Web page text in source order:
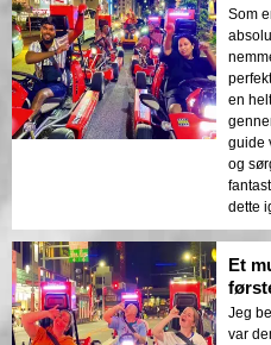
Som
en
guide
og
dette
Et
Jeg
var